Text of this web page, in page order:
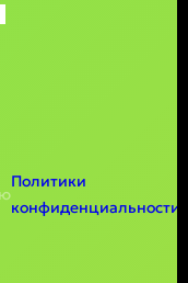
Политики
конфиденциальности